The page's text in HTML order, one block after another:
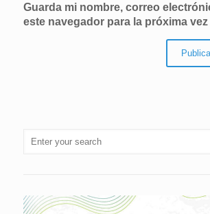
Guarda mi nombre, correo
este navegador para la próxima